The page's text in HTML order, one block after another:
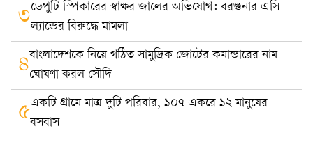
৩ডেপুটি স্পিকারের স্বাক্ষর জালের অভিযোগ: বরগুনার এসি
ল্যান্ডের বিরুদ্ধে মামলা
৪বাংলাদেশকে নিয়ে গঠিত সামুদ্রিক জোটের কমান্ডারের নাম
ঘোষণা করল সৌদি
৫একটি গ্রামে মাত্র দুটি পরিবার, ১০৭ একরে ১২ মানুষের
বসবাস